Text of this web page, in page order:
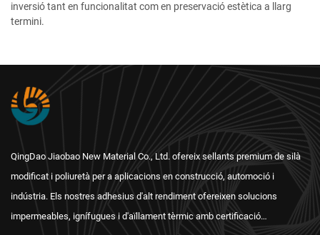
inversió tant en funcionalitat com en preservació estètica a llarg
termini.
QingDao Jiaobao New Material Co., Ltd. ofereix sellants premium de silà
modificat i poliuretà per a aplicacions en construcció, automoció i
indústria. Els nostres adhesius d'alt rendiment ofereixen solucions
impermeables, ignífugues i d'aïllament tèrmic amb certificació